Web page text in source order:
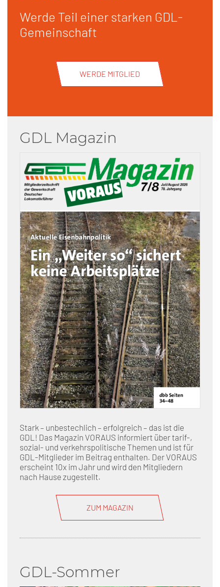
Werde Teil einer starken GDL-
Gemeinschaft
WERDE MITGLIED
GDL Magazin
Stark – unbestechlich – erfolgreich – das ist die
GDL! Das Magazin VORAUS informiert über tarif-,
sozial- und verkehrspolitische Themen und ist für
GDL-Mitglieder im Beitrag enthalten. Der VORAUS
erscheint 10x im Jahr und wird den Mitgliedern
nach Hause zugestellt.
ZUM MAGAZIN
GDL-Sommer